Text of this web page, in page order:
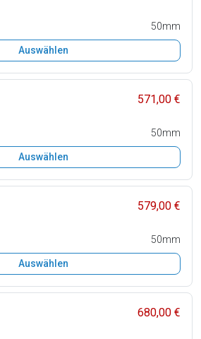
50mm
Auswählen
571,00 €
50mm
Auswählen
579,00 €
50mm
Auswählen
680,00 €